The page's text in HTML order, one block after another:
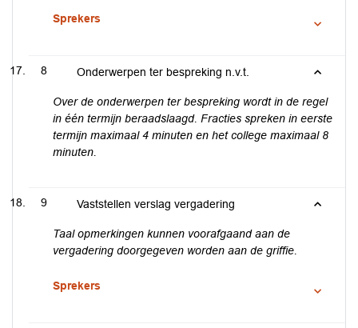
Sprekers
8 Onderwerpen ter bespreking n.v.t.
Over de onderwerpen ter bespreking wordt in de regel
in één termijn beraadslaagd. Fracties spreken in eerste
termijn maximaal 4 minuten en het college maximaal 8
minuten.
9 Vaststellen verslag vergadering
Taal opmerkingen kunnen voorafgaand aan de
vergadering doorgegeven worden aan de griffie.
Sprekers